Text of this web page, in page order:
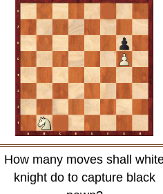
How many moves shall
knight do to capture black